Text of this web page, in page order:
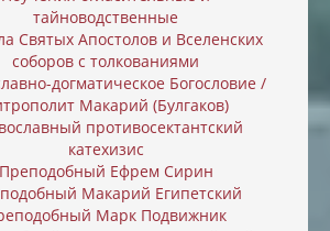
тайноводственные
Святых Апостолов и Вселенских
соборов с толкованиями
догматическое Богословие /
Макарий (Булгаков)
противосектантский
катехизис
Преподобный Ефрем Сирин
Макарий Египетский
Марк Подвижник